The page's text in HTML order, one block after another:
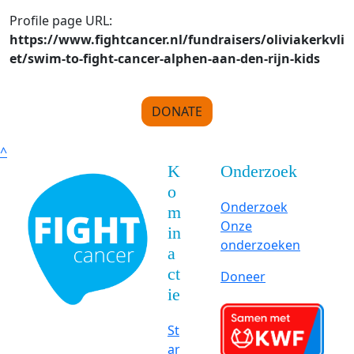
Profile page URL:
https://www.fightcancer.nl/fundraisers/oliviakerkvli
et/swim-to-fight-cancer-alphen-aan-den-rijn-kids
DONATE
^
K
o
m
in
a
ct
ie
St
ar
Onderzoek
Onderzoek
Onze
onderzoeken
Doneer